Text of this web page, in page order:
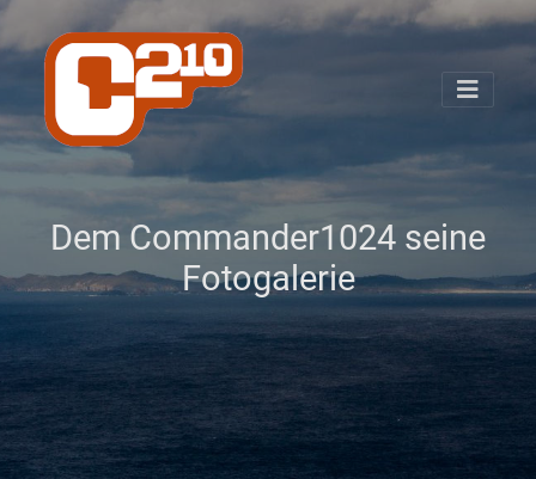
Dem Commander1024 seine
Fotogalerie